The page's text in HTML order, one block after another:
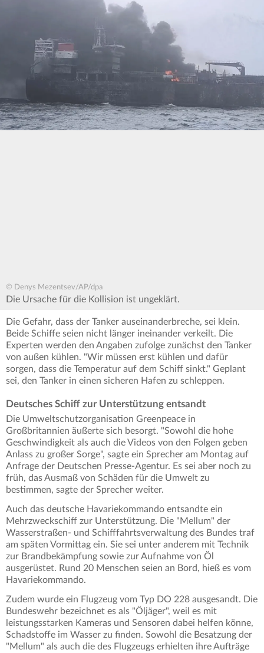
© Denys Mezentsev/AP/dpa
Die Ursache für die Kollision ist ungeklärt.
Die Gefahr, dass der Tanker auseinanderbreche, sei klein.
Beide Schiffe seien nicht länger ineinander verkeilt. Die
Experten werden den Angaben zufolge zunächst den Tanker
von außen kühlen. "Wir müssen erst kühlen und dafür
sorgen, dass die Temperatur auf dem Schiff sinkt." Geplant
sei, den Tanker in einen sicheren Hafen zu schleppen.
Deutsches Schiff zur Unterstützung entsandt
Die Umweltschutzorganisation Greenpeace in
Großbritannien äußerte sich besorgt. "Sowohl die hohe
Geschwindigkeit als auch die Videos von den Folgen geben
Anlass zu großer Sorge", sagte ein Sprecher am Montag auf
Anfrage der Deutschen Presse-Agentur. Es sei aber noch zu
früh, das Ausmaß von Schäden für die Umwelt zu
bestimmen, sagte der Sprecher weiter.
Auch das deutsche Havariekommando entsandte ein
Mehrzweckschiff zur Unterstützung. Die "Mellum" der
Wasserstraßen- und Schifffahrtsverwaltung des Bundes traf
am späten Vormittag ein. Sie sei unter anderem mit Technik
zur Brandbekämpfung sowie zur Aufnahme von Öl
ausgerüstet. Rund 20 Menschen seien an Bord, hieß es vom
Havariekommando.
Zudem wurde ein Flugzeug vom Typ DO 228 ausgesandt. Die
Bundeswehr bezeichnet es als "Öljäger", weil es mit
leistungsstarken Kameras und Sensoren dabei helfen könne,
Schadstoffe im Wasser zu finden. Sowohl die Besatzung der
"Mellum" als auch die des Flugzeugs erhielten ihre Aufträge